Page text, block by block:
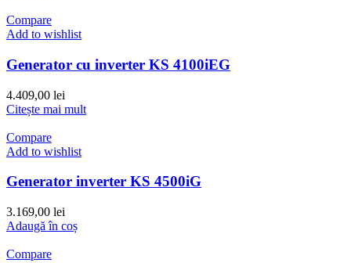
Compare
Add to wishlist
Generator cu inverter KS 4100iEG
4.409,00 lei
Citește mai mult
Compare
Add to wishlist
Generator inverter KS 4500iG
3.169,00 lei
Adaugă în coș
Compare